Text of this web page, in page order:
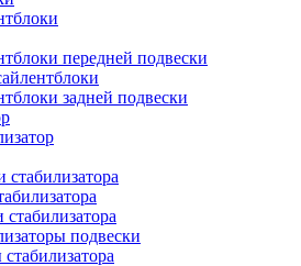
передней подвески
задней подвески
стабилизатора
стабилизатора
подвески